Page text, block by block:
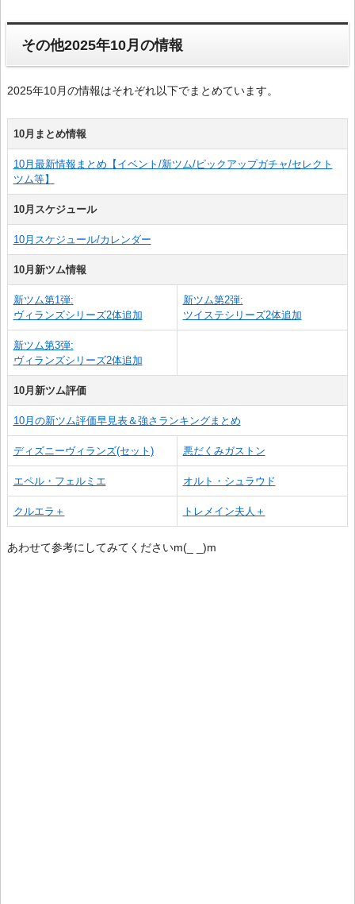
その他2025年10月の情報
2025年10月の情報はそれぞれ以下でまとめています。
10月まとめ情報
10月最新情報まとめ【イベント/新ツム/ピックアップガチャ/セレクト
ツム等】
10月スケジュール
10月スケジュール/カレンダー
10月新ツム情報
新ツム第1弾:
ヴィランズシリーズ2体追加
新ツム第2弾:
ツイステシリーズ2体追加
新ツム第3弾:
ヴィランズシリーズ2体追加
10月新ツム評価
10月の新ツム評価早見表＆強さランキングまとめ
ディズニーヴィランズ(セット) 悪だくみガストン
エペル・フェルミエ オルト・シュラウド
クルエラ＋ トレメイン夫人＋
あわせて参考にしてみてくださいm(_ _)m